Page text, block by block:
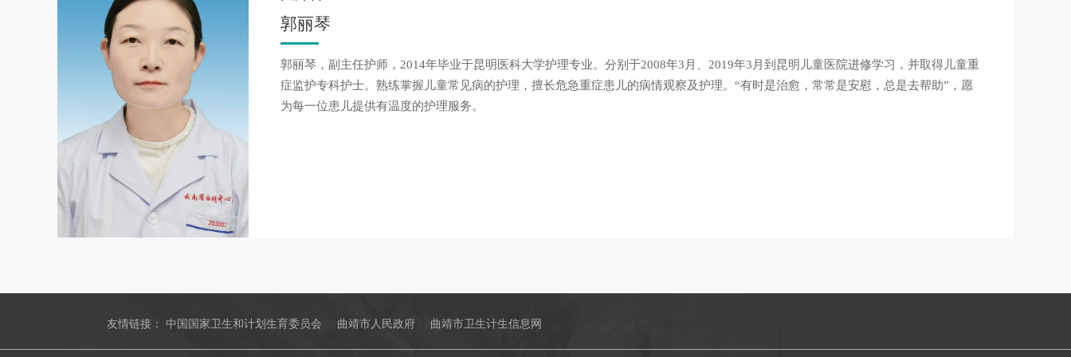
郭丽琴
郭丽琴，副主任护师，2014年毕业于昆明医科大学护理专业。分别于2008年3月、2019年3月到昆明儿童医院进修学习，并取得儿童重
症监护专科护士。熟练掌握儿童常见病的护理，擅长危急重症患儿的病情观察及护理。“有时是治愈，常常是安慰，总是去帮助”，愿
为每一位患儿提供有温度的护理服务。
友情链接：中国国家卫生和计划生育委员会 曲靖市人民政府 曲靖市卫生计生信息网